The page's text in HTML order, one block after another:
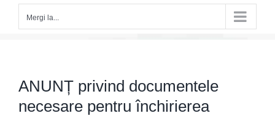
Mergi la...
ANUNȚ privind documentele
necesare pentru închirierea